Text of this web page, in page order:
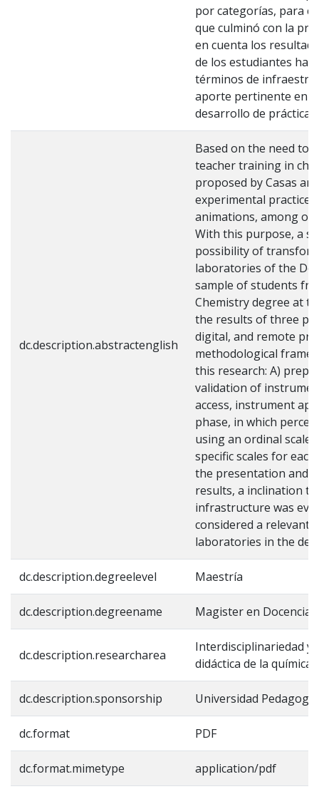
por categorías, para
que culminó con la
en cuenta los
de los estudiantes
términos de
aporte pertinente en
desarrollo de
dc.description.abstractenglish
Based on the need to
teacher training in
proposed by Casas
experimental
animations, among
With this purpose, a
possibility of
laboratories of the
sample of students
Chemistry degree at
the results of three
digital, and remote
methodological
this research: A)
validation of
access, instrument
phase, in which
using an ordinal scale
specific scales for
the presentation and
results, a inclination
infrastructure was
considered a
laboratories in the
dc.description.degreelevel Maestría
dc.description.degreename Magister en Docencia
dc.description.researcharea
Interdisciplinariedad y
didáctica de la química
dc.description.sponsorship Universidad
dc.format PDF
dc.format.mimetype application/pdf